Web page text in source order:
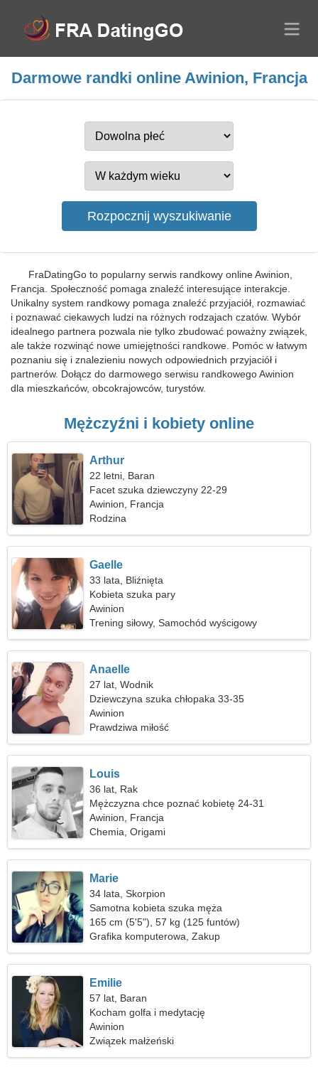
Darmowe randki online Awinion, Francja
FraDatingGo to popularny serwis randkowy online Awinion,
Francja. Społeczność pomaga znaleźć interesujące interakcje.
Unikalny system randkowy pomaga znaleźć przyjaciół, rozmawiać
i poznawać ciekawych ludzi na różnych rodzajach czatów. Wybór
idealnego partnera pozwala nie tylko zbudować poważny związek,
ale także rozwinąć nowe umiejętności randkowe. Pomóc w łatwym
poznaniu się i znalezieniu nowych odpowiednich przyjaciół i
partnerów. Dołącz do darmowego serwisu randkowego Awinion
dla mieszkańców, obcokrajowców, turystów.
Mężczyźni i kobiety online
Arthur
22 letni, Baran
Facet szuka dziewczyny 22-29
Awinion, Francja
Rodzina
Gaelle
33 lata, Bliźnięta
Kobieta szuka pary
Awinion
Trening siłowy, Samochód wyścigowy
Anaelle
27 lat, Wodnik
Dziewczyna szuka chłopaka 33-35
Awinion
Prawdziwa miłość
Louis
36 lat, Rak
Mężczyzna chce poznać kobietę 24-31
Awinion, Francja
Chemia, Origami
Marie
34 lata, Skorpion
Samotna kobieta szuka męża
165 cm (5'5"), 57 kg (125 funtów)
Grafika komputerowa, Zakup
Emilie
57 lat, Baran
Kocham golfa i medytację
Awinion
Związek małżeński